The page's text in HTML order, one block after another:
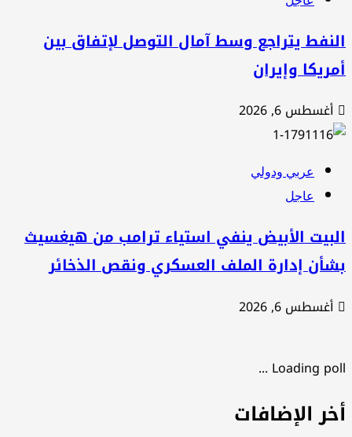
يتراجع وسط آمال التوصل لإتفاق بين
وإيران
أغسطس 6, 2026
عربي ودولي
عاجل
الأبيض ينفي استياء ترامب من هيغسيث
إدارة الملف العسكري ونقص الذخائر
أغسطس 6, 2026
Loading poll
الإضافات